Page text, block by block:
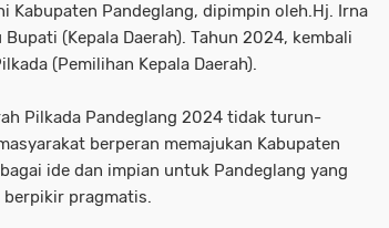
Kabupaten Pandeglang, dipimpin oleh.Hj. Irna
Bupati (Kepala Daerah). Tahun 2024, kembali
(Pemilihan Kepala Daerah).
Pilkada Pandeglang 2024 tidak turun-
berperan memajukan Kabupaten
ide dan impian untuk Pandeglang yang
berpikir pragmatis.